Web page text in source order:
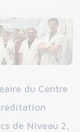
du Centre
de Niveau 2,